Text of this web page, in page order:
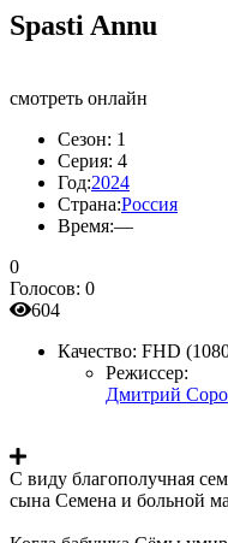
Spasti Annu
смотреть онлайн
Сезон: 1
Серия: 4
Год:2024
Страна:Россия
Время:—
0
Голосов: 0
604
Качество: FHD
Режиссер:
Дмитрий
С виду благополучная
сына Семена и больной